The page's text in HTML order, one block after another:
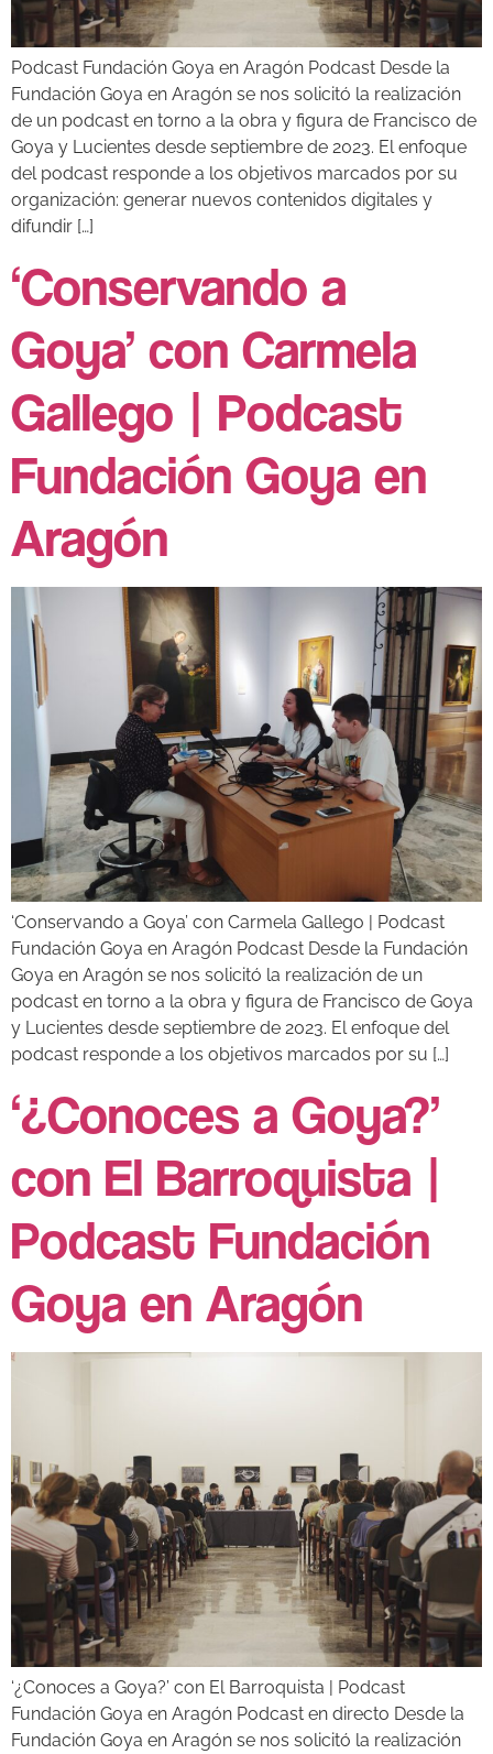
Podcast Fundación Goya en Aragón Podcast Desde la
Fundación Goya en Aragón se nos solicitó la realización
de un podcast en torno a la obra y figura de Francisco de
Goya y Lucientes desde septiembre de 2023. El enfoque
del podcast responde a los objetivos marcados por su
organización: generar nuevos contenidos digitales y
difundir […]
‘Conservando a
Goya’ con Carmela
Gallego | Podcast
Fundación Goya en
Aragón
‘Conservando a Goya’ con Carmela Gallego | Podcast
Fundación Goya en Aragón Podcast Desde la Fundación
Goya en Aragón se nos solicitó la realización de un
podcast en torno a la obra y figura de Francisco de Goya
y Lucientes desde septiembre de 2023. El enfoque del
podcast responde a los objetivos marcados por su […]
‘¿Conoces a Goya?’
con El Barroquista |
Podcast Fundación
Goya en Aragón
‘¿Conoces a Goya?’ con El Barroquista | Podcast
Fundación Goya en Aragón Podcast en directo Desde la
Fundación Goya en Aragón se nos solicitó la realización